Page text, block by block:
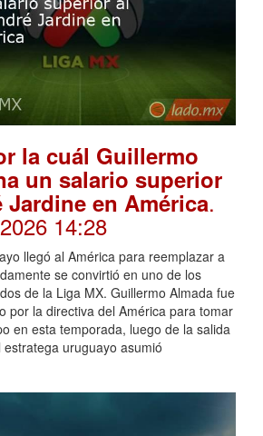
la cuál Guillermo
un salario superior
Jardine en América.
14:28
llegó al América para reemplazar a
se convirtió en uno de los
de la Liga MX. Guillermo Almada fue
por la directiva del América para tomar
en esta temporada, luego de la salida
uruguayo asumió